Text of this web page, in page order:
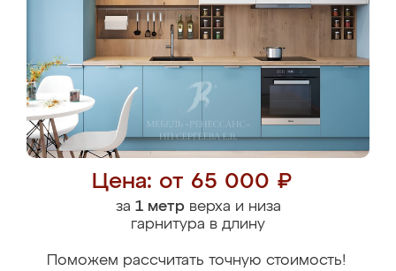
Цена: от 65 000 ₽
за 1 метрверха и низа
гарнитура в длину
Поможем рассчитать точную стоимость!